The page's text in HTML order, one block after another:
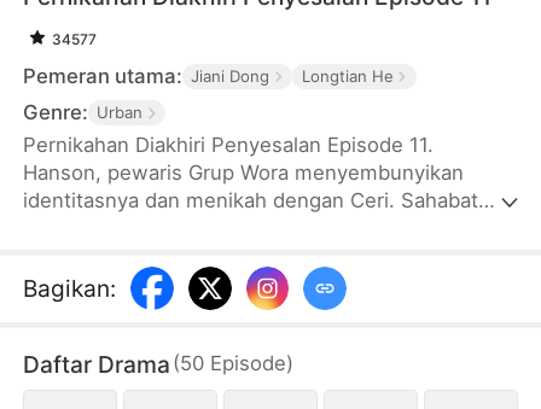
34577
Pemeran utama: Jiani Dong Longtian He
Genre: Urban
Pernikahan Diakhiri Penyesalan Episode 11.
Hanson, pewaris Grup Wora menyembunyikan
identitasnya dan menikah dengan Ceri. Sahabat
muncul membawa hadiah mewah, tetapi Ria dan
Ceri terus mencemooh dan menyerang Yuna.
dia dicampakkan Hanson hingga memicu hujatan
netizen. Yuna mengumpulkan bukti dan melapor ke
Bagikan:
Daftar Drama (50 Episode)